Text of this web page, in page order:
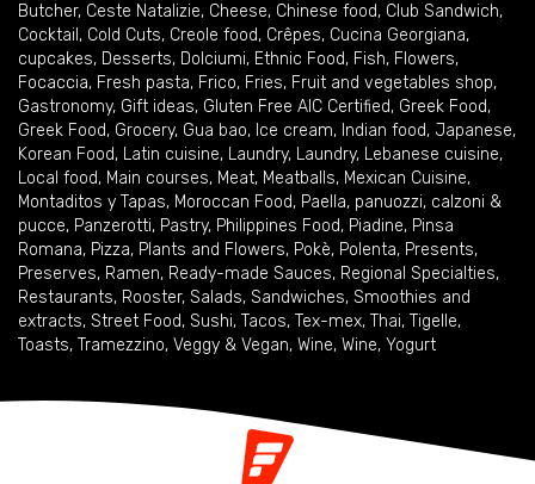
Butcher, Ceste Natalizie, Cheese, Chinese food, Club Sandwich,
Cocktail , Cold Cuts, Creole food, Crêpes, Cucina Georgiana,
cupcakes, Desserts, Dolciumi, Ethnic Food, Fish, Flowers,
Focaccia, Fresh pasta, Frico, Fries, Fruit and vegetables shop,
Gastronomy, Gift ideas, Gluten Free AIC Certified, Greek Food,
Greek Food, Grocery, Gua bao, Ice cream, Indian food, Japanese,
Korean Food, Latin cuisine, Laundry, Laundry, Lebanese cuisine,
Local food, Main courses, Meat, Meatballs, Mexican Cuisine,
Montaditos y Tapas, Moroccan Food, Paella, panuozzi, calzoni &
pucce, Panzerotti, Pastry, Philippines Food, Piadine, Pinsa
Romana, Pizza, Plants and Flowers, Pokè, Polenta, Presents,
Preserves, Ramen, Ready-made Sauces, Regional Specialties,
Restaurants, Rooster, Salads, Sandwiches, Smoothies and
extracts, Street Food, Sushi, Tacos, Tex-mex, Thai, Tigelle,
Toasts, Tramezzino, Veggy & Vegan, Wine, Wine, Yogurt